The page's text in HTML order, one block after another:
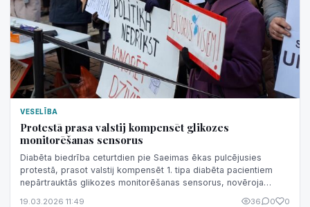
VESELĪBA
Protestā prasa valstij kompensēt glikozes
monitorēšanas sensorus
Diabēta biedrība ceturtdien pie Saeimas ēkas pulcējusies
protestā, prasot valstij kompensēt 1. tipa diabēta pacientiem
nepārtrauktās glikozes monitorēšanas sensorus, novēroja
19.03.2026 11:49 36 0 0